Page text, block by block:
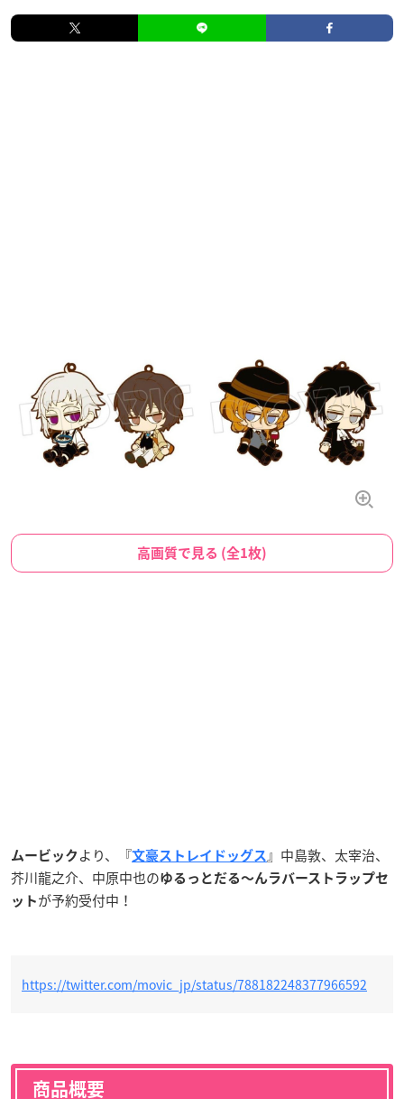
高画質で見る (全1枚)
ムービック より、『文豪ストレイドッグス』中島敦、太宰治、
芥川龍之介、中原中也のゆるっとだる〜んラバース トラップセ
ット が予約受付中！
https://twitter.com/movic_jp/status/788182248377966592
商品概要